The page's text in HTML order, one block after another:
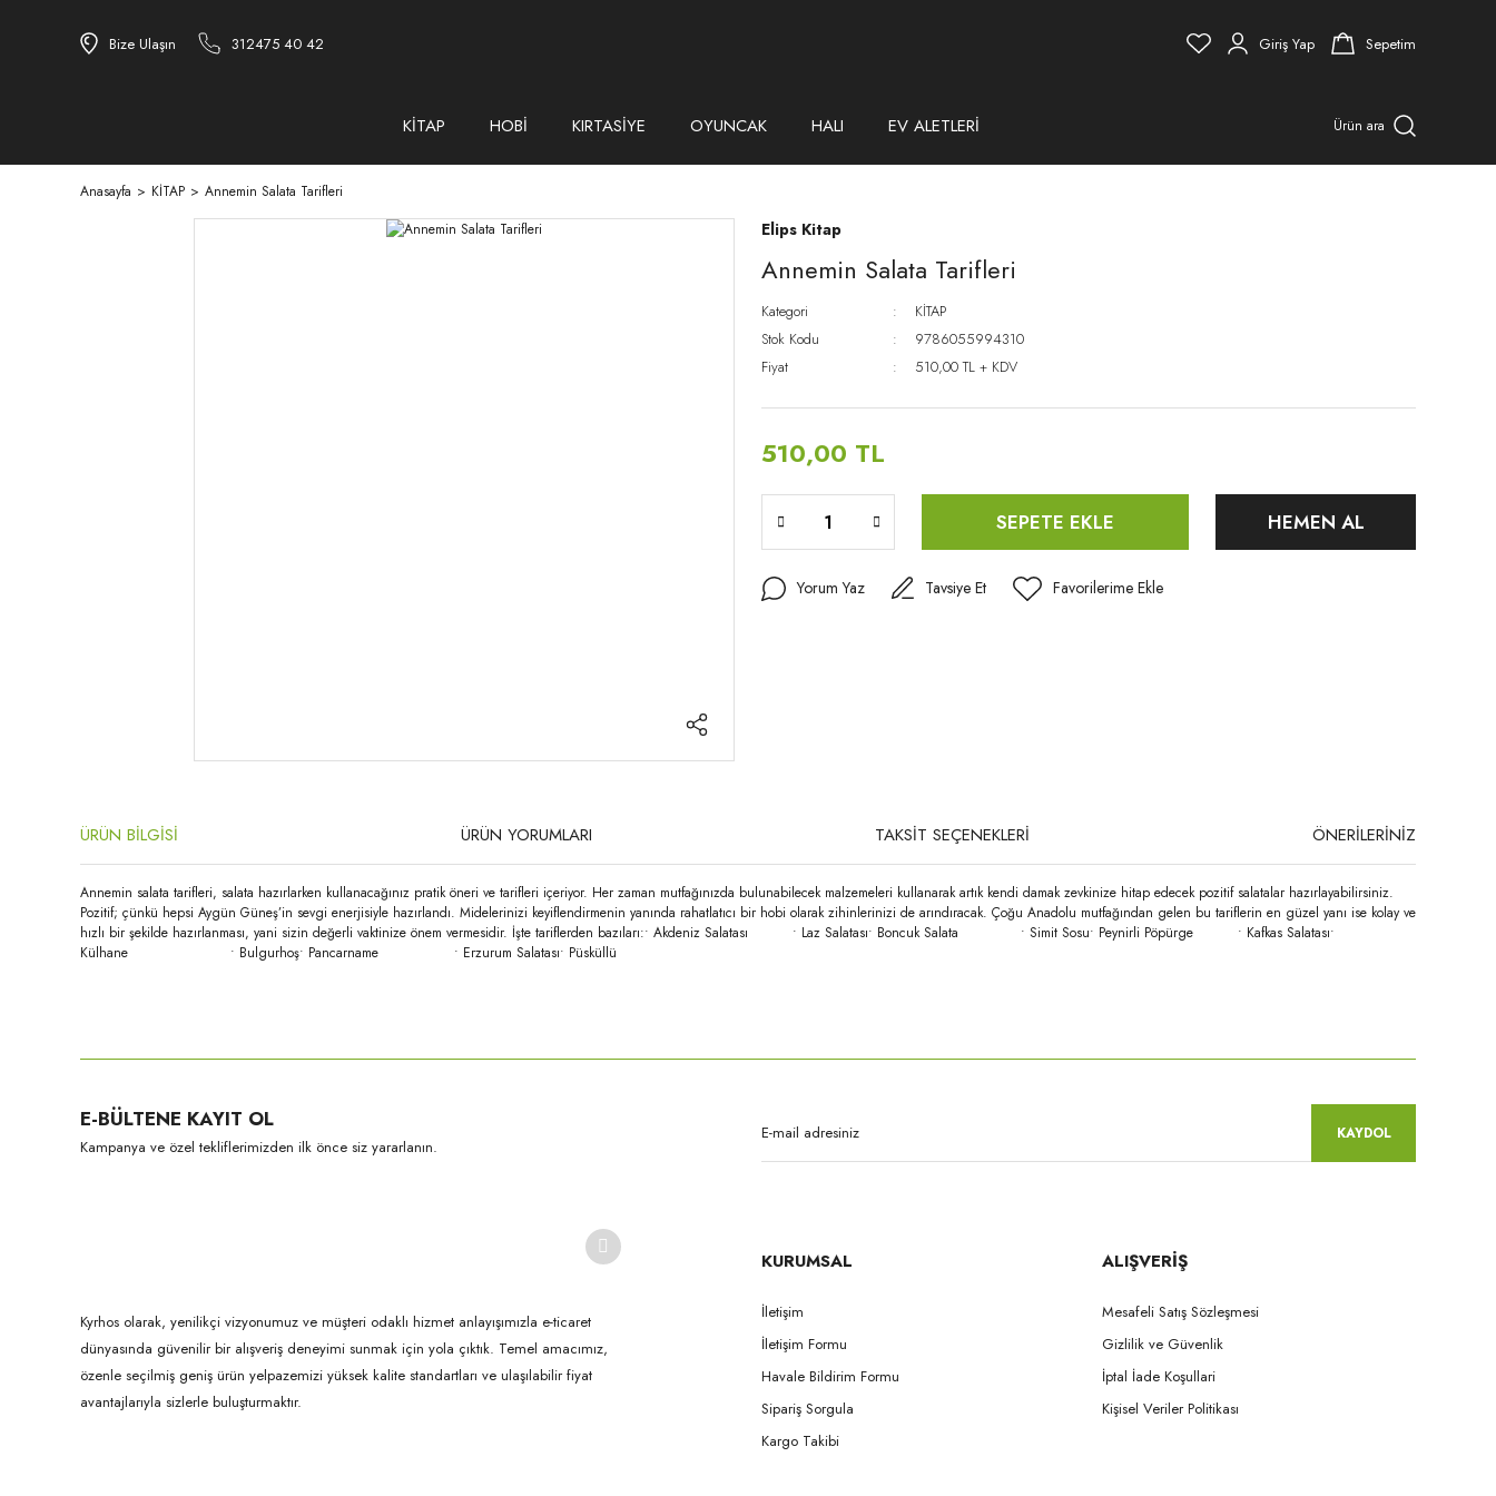
Bize Ulaşın 312475 40 42 Giriş Yap Sepetim
KİTAP HOBİ KIRTASİYE OYUNCAK HALI EV ALETLERİ Ürün ara
Anasayfa KİTAP Annemin Salata Tarifleri
Elips Kitap
Annemin Salata Tarifleri
Kategori
KİTAP
Stok Kodu
9786055994310
Fiyat
510,00 TL + KDV
510,00 TL
SEPETE EKLE HEMEN AL
Yorum Yaz Tavsiye Et
ÜRÜN BİLGİSİ ÜRÜN YORUMLARI TAKSİT SEÇENEKLERİ ÖNERİLERİNİZ
Annemin salata tarifleri, salata hazırlarken kullanacağınız pratik öneri ve tarifleri içeriyor. Her zaman mutfağınızda bulunabilecek malzemeleri kullanarak artık kendi damak zevkinize hitap edecek pozitif salatalar hazırlayabilirsiniz.
Pozitif; çünkü hepsi Aygün Güneş’in sevgi enerjisiyle hazırlandı. Midelerinizi keyiflendirmenin yanında rahatlatıcı bir hobi olarak zihinlerinizi de arındıracak. Çoğu Anadolu mutfağından gelen bu tariflerin en güzel yanı ise kolay ve
hızlı bir şekilde hazırlanması, yani sizin değerli vaktinize önem vermesidir. İşte tariflerden bazıları:• Akdeniz Salatası • Laz Salatası• Boncuk Salata • Simit Sosu• Peynirli Pöpürge • Kafkas Salatası•
Külhane • Bulgurhoş• Pancarname • Erzurum Salatası• Püsküllü
Ürün açıklamasında eksik bilgiler bulunuyor.
Ürün bilgilerinde hatalar bulunuyor.
E-BÜLTENE KAYIT OL
Kampanya ve özel tekliflerimizden ilk önce siz yararlanın.
KAYDOL
Kyrhos olarak, yenilikçi vizyonumuz ve müşteri odaklı hizmet anlayışımızla e-ticaret
dünyasında güvenilir bir alışveriş deneyimi sunmak için yola çıktık. Temel amacımız,
özenle seçilmiş geniş ürün yelpazemizi yüksek kalite standartları ve ulaşılabilir fiyat
avantajlarıyla sizlerle buluşturmaktır.
KURUMSAL
İletişim
İletişim Formu
Havale Bildirim Formu
Sipariş Sorgula
Kargo Takibi
ALIŞVERİŞ
Mesafeli Satış Sözleşmesi
Gizlilik ve Güvenlik
İptal İade Koşullari
Kişisel Veriler Politikası